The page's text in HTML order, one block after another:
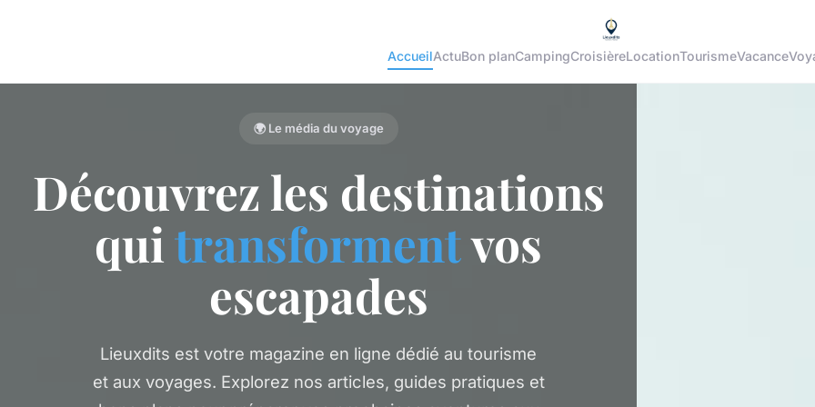
AccueilActuBon planCampingCroisièreLocationTourismeVacance
🌍 Le média du voyage
Découvrez les destinations
quitransformentvos
escapades
Lieuxdits est votre magazine en ligne dédié au tourisme
et aux voyages. Explorez nos articles, guides pratiques et